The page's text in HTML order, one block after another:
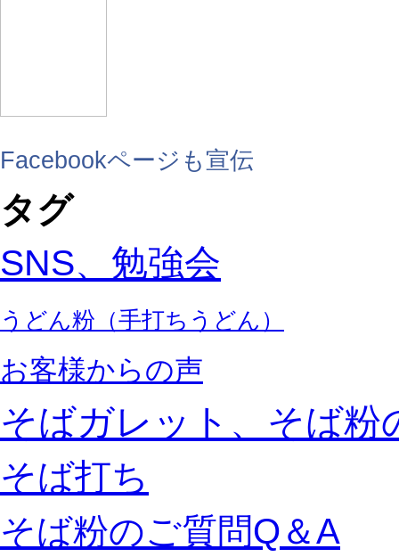
Facebookページも宣伝
タグ
SNS、勉強会
うどん粉（手打ちうどん）
お客様からの声
そばガレット、そば粉
そば打ち
そば粉のご質問Q＆A